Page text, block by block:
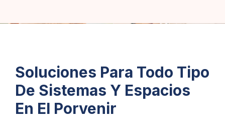
Soluciones Para Todo Tipo
De Sistemas Y Espacios
En El Porvenir